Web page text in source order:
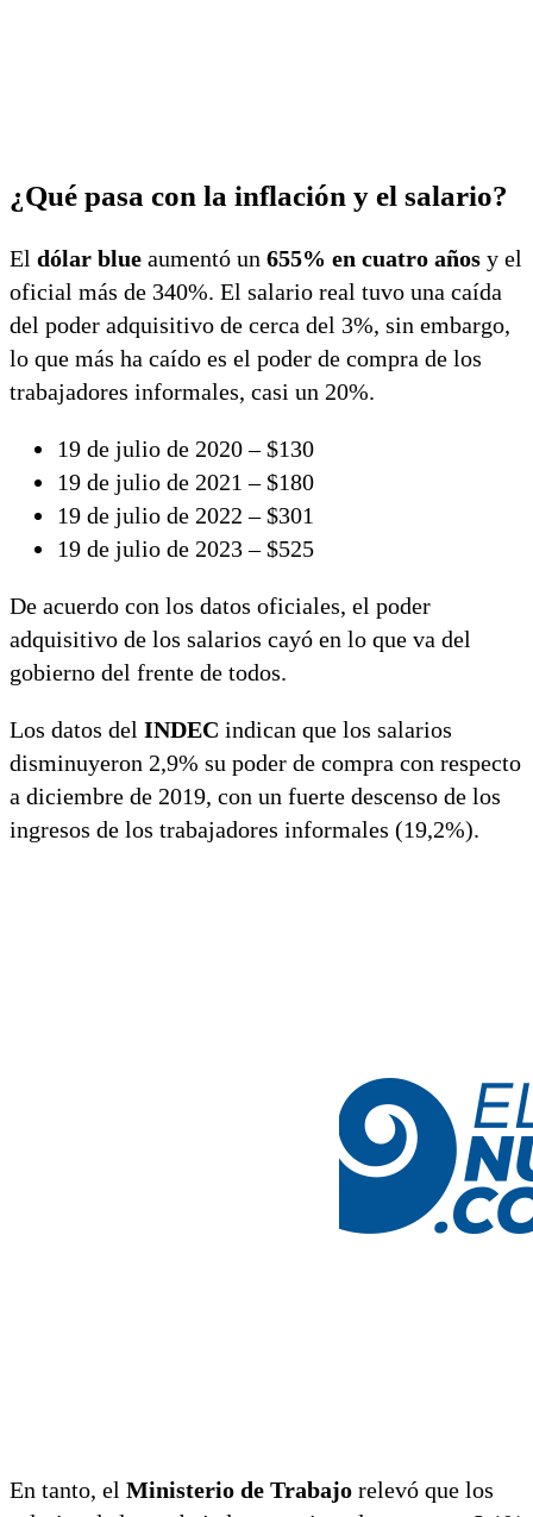
¿Qué pasa con la inflación y el salario?
El dólar blue aumentó un 655% en cuatro años y el
oficial más de 340%. El salario real tuvo una caída
del poder adquisitivo de cerca del 3%, sin embargo,
lo que más ha caído es el poder de compra de los
trabajadores informales, casi un 20%.
19 de julio de 2020 – $130
19 de julio de 2021 – $180
19 de julio de 2022 – $301
19 de julio de 2023 – $525
De acuerdo con los datos oficiales, el poder
adquisitivo de los salarios cayó en lo que va del
gobierno del frente de todos.
Los datos del INDEC indican que los salarios
disminuyeron 2,9% su poder de compra con respecto
a diciembre de 2019, con un fuerte descenso de los
ingresos de los trabajadores informales (19,2%).
En tanto, el Ministerio de Trabajo relevó que los